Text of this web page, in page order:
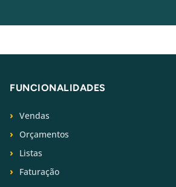
FUNCIONALIDADES
Vendas
Orçamentos
Listas
Faturação